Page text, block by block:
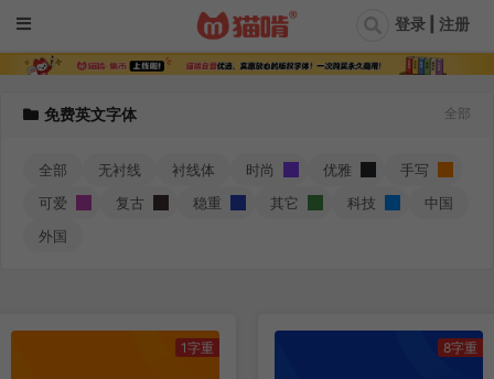
登录 | 注册
全部
免费英文字体
全部 无衬线 衬线体 时尚 优雅
手写
可爱
复古 稳重 其它 科技
中国
外国
1字重 8字重